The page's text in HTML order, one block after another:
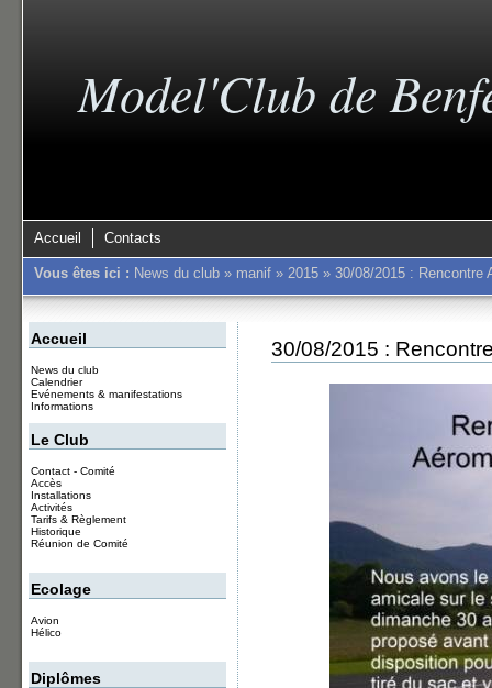
Model'Club de
Accueil Contacts
Vous êtes ici : News du club» manif» 2015» 30/08/2015 : Rencontre
30/08/2015 :
Accueil
News du club
Calendrier
Evénements & manifestations
Informations
Le Club
Contact - Comité
Accès
Installations
Activités
Tarifs & Règlement
Historique
Réunion de Comité
Ecolage
Avion
Hélico
Diplômes